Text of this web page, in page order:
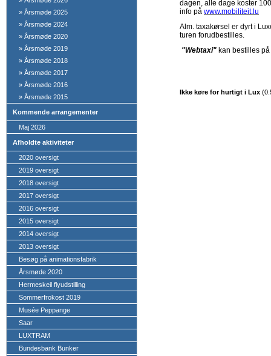
» Årsmøde 2025
» Årsmøde 2024
» Årsmøde 2020
» Årsmøde 2019
» Årsmøde 2018
» Årsmøde 2017
» Årsmøde 2016
» Årsmøde 2015
Kommende arrangementer
Maj 2026
Afholdte aktiviteter
2020 oversigt
2019 oversigt
2018 oversigt
2017 oversigt
2016 oversigt
2015 oversigt
2014 oversigt
2013 oversigt
Besøg på animationsfabrik
Årsmøde 2020
Hermeskeil flyudstilling
Sommerfrokost 2019
Musée Peppange
Saar
LUXTRAM
Bundesbank Bunker
dagen, alle dage koster
info på www.mobiliteit.lu
Alm. taxakørsel er dyrt i
turen forudbestilles.
"Webtaxi" kan bestilles
Ikke køre for hurtigt i Lux (